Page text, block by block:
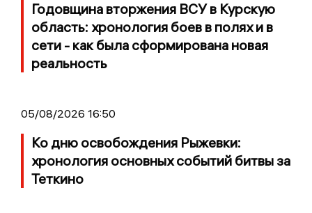
Годовщина вторжения ВСУ в Курскую
область: хронология боев в полях и в
сети - как была сформирована новая
реальность
05/08/2026 16:50
Ко дню освобождения Рыжевки:
хронология основных событий битвы за
Теткино